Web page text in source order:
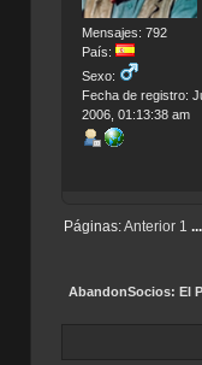
Mensajes: 792
País:
Sexo:
Fecha de registro:
2006, 01:13:38 am
Páginas:Anterior 1 ...
AbandonSocios: El